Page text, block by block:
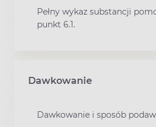
Pełny wykaz substancji
punkt 6.1.
Dawkowanie
Dawkowanie i sposób